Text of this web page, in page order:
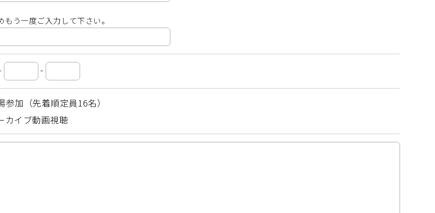
う一度ご入力して下さい。
-
参加（先着順定員16名）
カイブ動画視聴